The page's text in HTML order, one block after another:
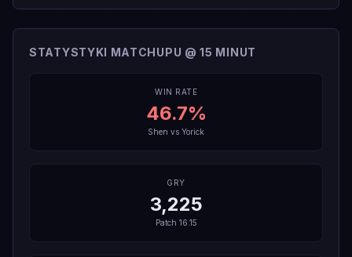
STATYSTYKI MATCHUPU @ 15 MINUT
WIN RATE
46.7%
Shen vs Yorick
GRY
3,225
Patch 16.15